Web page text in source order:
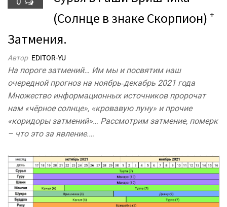
(Солнце в знаке Скорпион) ⁺
Затмения.
Автор EDITOR-YU
На пороге затмений… Им мы и посвятим наш
очередной прогноз на ноябрь‐декабрь 2021 года
Множество информационных источников пророчат
нам «чёрное солнце», «кровавую луну» и прочие
«коридоры затмений»… Рассмотрим затмение, померк
– что это за явление.…